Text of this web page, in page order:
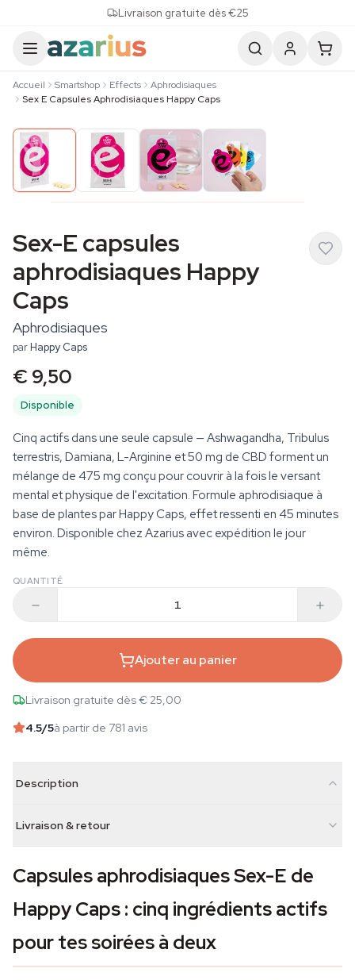
Livraison gratuite dès €25
Accueil Smartshop Effects
Aphrodisiaques
Sex E Capsules Aphrodisiaques Happy Caps
Sex-E capsules
aphrodisiaques Happy
Caps
Aphrodisiaques
parHappy Caps
€ 9,50
Disponible
Cinq actifs dans une seule capsule — Ashwagandha, Tribulus
terrestris, Damiana, L-Arginine et 50 mg de CBD forment un
mélange de 475 mg conçu pour couvrir à la fois le versant
mental et physique de l'excitation. Formule aphrodisiaque à
base de plantes par Happy Caps, effet ressenti en 45 minutes
environ. Disponible chez Azarius avec expédition le jour
même.
QUANTITÉ
Ajouter au panier
Livraison gratuite dès € 25,00
4.5/5à partir de 781 avis
Description
Livraison & retour
Capsules aphrodisiaques Sex-E de
Happy Caps : cinq ingrédients actifs
pour tes soirées à deux